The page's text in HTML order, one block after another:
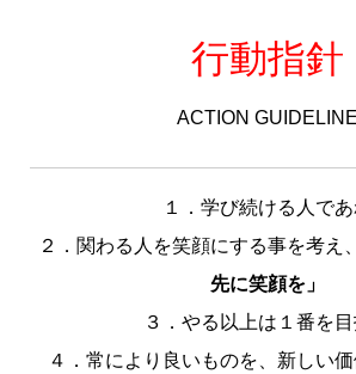
行動指針
ACTION GUIDELINE
１．学び続ける人で
２．関わる人を笑顔にする事を考え
先に笑顔を」
３．やる以上は１番を
４．常により良いものを、新しい